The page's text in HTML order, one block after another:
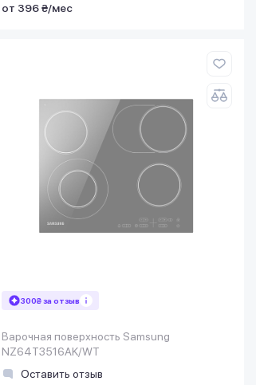
от 396 ₴/мес
300₴ за отзыв
Варочная поверхность Samsung
NZ64T3516AK/WT
Оставить отзыв